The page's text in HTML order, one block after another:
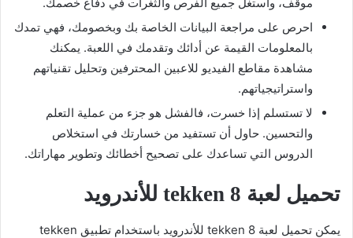
احرص على مراجعة البيانات الخاصة بك وبخصومك، فهي تمدك
بالمعلومات القيمة عن أدائك وتقدمك في اللعبة. يمكنك
مشاهدة مقاطع الفيديو للاعبين المحترفين وتحليل تقنياتهم
واستراتيجياتهم.
لا تستسلم إذا خسرت، فالفشل هو جزء من عملية التعلم
والتحسين. حاول أن تستفيد من خسارتك في استخلاص
الدروس التي تساعدك على تصحيح أخطائك وتطوير مهاراتك.
تحميل لعبة tekken 8 للأندرويد
يمكن تحميل لعبة tekken 8 للأندرويد باستخدام تطبيق tekken